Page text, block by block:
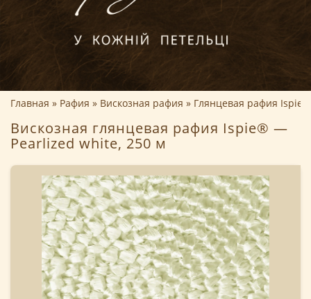
Главная Рафия Вискозная рафия Глянцевая рафия Ispie
Вискозная глянцевая рафия Ispie® —
Pearlized white, 250 м